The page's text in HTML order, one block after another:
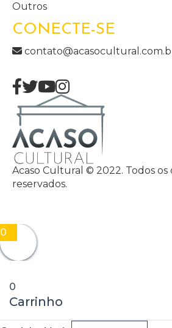
Outros
CONECTE-SE
Acaso Cultural © 2022. Todos os
reservados.
0
0
Carrinho